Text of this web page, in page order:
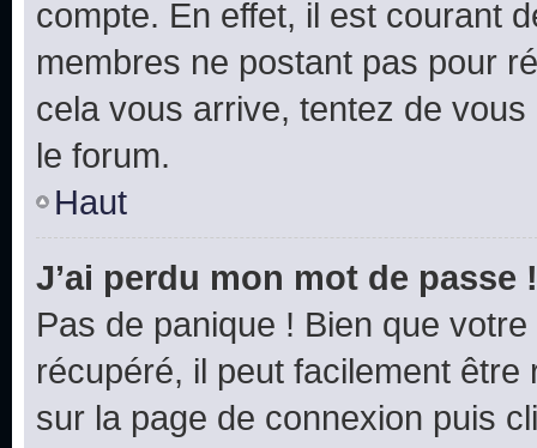
compte. En effet, il est courant
membres ne postant pas pour
cela vous arrive, tentez de
le forum.
Haut
J’ai perdu mon mot de passe !
Pas de panique ! Bien que
récupéré, il peut facilement
sur la page de connexion puis